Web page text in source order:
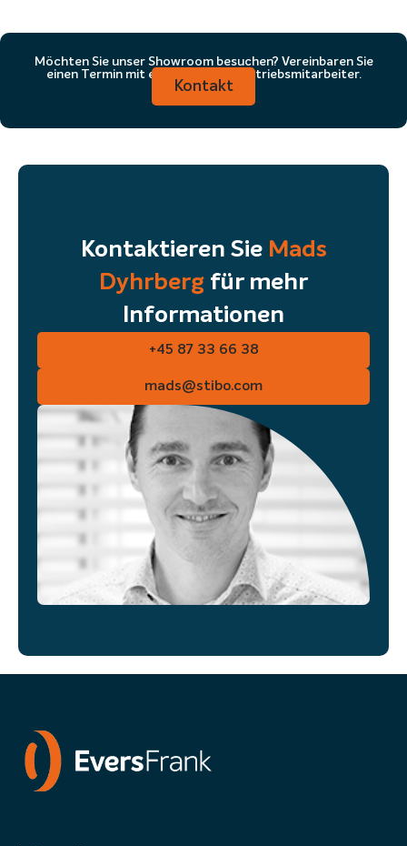
Möchten Sie unser Showroom besuchen? Vereinbaren Sie
einen Termin mit einem unserer Vertriebsmitarbeiter.
Kontakt
Kontaktieren Sie Mads
Dyhrberg für mehr
Informationen
+45 87 33 66 38
mads@stibo.com